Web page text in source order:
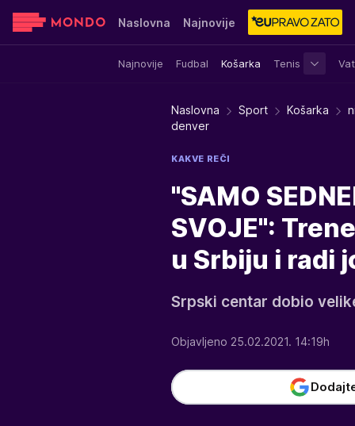
Naslovna Najnovije
Najnovije Fudbal Košarka Tenis
Sensa Stvar ukusa Yumama
Naslovna Sport Košarka
denver
KAKVE REČI
"SAMO
SVOJE":
u Srbiju i radi
Srpski centar dobio
Objavljeno 25.02.2021. 14:19h